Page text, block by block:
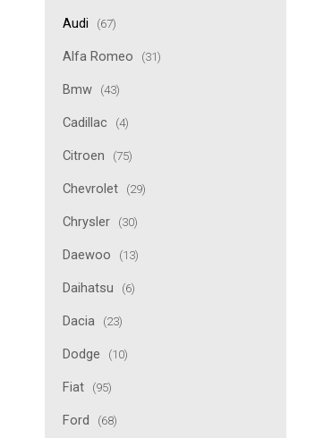
Audi (67)
Alfa Romeo (31)
Bmw (43)
Cadillac (4)
Citroen (75)
Chevrolet (29)
Chrysler (30)
Daewoo (13)
Daihatsu (6)
Dacia (23)
Dodge (10)
Fiat (95)
Ford (68)